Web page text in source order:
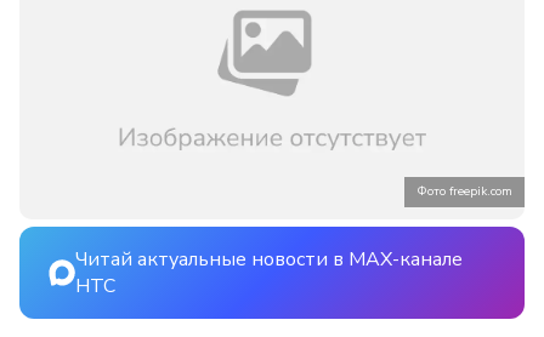
Фото freepik.com
Читай актуальные новости в MAX-канале
НТС